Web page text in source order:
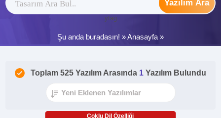
Yazılım Ara
ytag
Şu anda buradasın! »Anasayfa »
Toplam 525 Yazılım Arasında 1 Yazılım Bulundu
Çoklu Dil Özelliği